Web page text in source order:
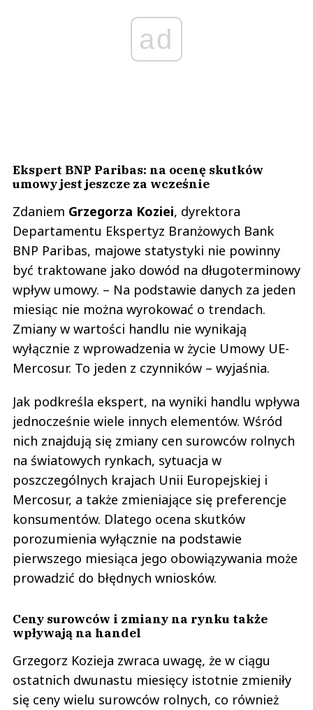
ad
Ekspert BNP Paribas: na ocenę skutków
umowy jest jeszcze za wcześnie
Zdaniem Grzegorza Koziei, dyrektora
Departamentu Ekspertyz Branżowych Bank
BNP Paribas, majowe statystyki nie powinny
być traktowane jako dowód na długoterminowy
wpływ umowy. – Na podstawie danych za jeden
miesiąc nie można wyrokować o trendach.
Zmiany w wartości handlu nie wynikają
wyłącznie z wprowadzenia w życie Umowy UE-
Mercosur. To jeden z czynników – wyjaśnia.
Jak podkreśla ekspert, na wyniki handlu wpływa
jednocześnie wiele innych elementów. Wśród
nich znajdują się zmiany cen surowców rolnych
na światowych rynkach, sytuacja w
poszczególnych krajach Unii Europejskiej i
Mercosur, a także zmieniające się preferencje
konsumentów. Dlatego ocena skutków
porozumienia wyłącznie na podstawie
pierwszego miesiąca jego obowiązywania może
prowadzić do błędnych wniosków.
Ceny surowców i zmiany na rynku także
wpływają na handel
Grzegorz Kozieja zwraca uwagę, że w ciągu
ostatnich dwunastu miesięcy istotnie zmieniły
się ceny wielu surowców rolnych, co również